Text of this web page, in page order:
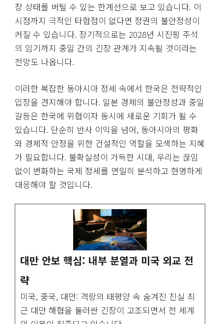
장 상태를 버틸 수 있는 한계선으로 보고 있습니다. 이
시점까지 극적인 타협점이 없다면 정권의 불안정성이
커질 수 있습니다. 장기적으로는 2028년 시진핑 주석
의 임기까지 중일 간의 긴장 관계가 지속될 것이라는
전망도 나옵니다.
이러한 복잡한 동아시아 정세 속에서 한국은 전략적인
입장을 견지해야 합니다. 일본 경제의 불안정성과 중일
갈등은 한국에 위협이자 동시에 새로운 기회가 될 수
있습니다. 단순히 반사 이익을 넘어, 동아시아의 평화
와 경제적 안정을 위한 건설적인 역할을 모색하는 지혜
가 필요합니다. 불확실성이 가득한 시대, 우리는 끊임
없이 변화하는 국제 정세를 면밀히 분석하고 현명하게
대응해야 할 것입니다.
대만 안보 핵심: 내부 분열과 미국 외교 전
략
미국, 중국, 대만: 격랑의 태평양 속 숨겨진 진실 최
근 대만 해협을 둘러싼 긴장이 고조되면서 전 세계